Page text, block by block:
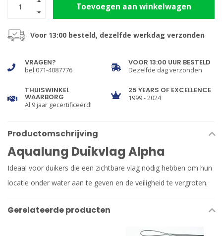
Toevoegen aan winkelwagen
Voor 13:00 besteld, dezelfde werkdag verzonden
VRAGEN?
bel 071-4087776
VOOR 13:00 UUR BESTELD
Dezelfde dag verzonden
THUISWINKEL
WAARBORG
Al 9 jaar gecertificeerd!
25 YEARS OF EXCELLENCE
1999 - 2024
Productomschrijving
Aqualung Duikvlag Alpha
Ideaal voor duikers die een zichtbare vlag nodig hebben om hun
locatie onder water aan te geven en de veiligheid te vergroten.
Gerelateerde producten